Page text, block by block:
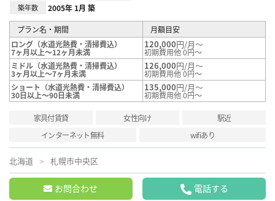
築年数 2005年 1月 築
プラン名・期間
月額目安
ロング（水道光熱費・清掃費込）
7ヶ月以上～12ヶ月未満
120,000円/月～
初期費用他 0円～
ミドル（水道光熱費・清掃費込）
3ヶ月以上～7ヶ月未満
126,000円/月～
初期費用他 0円～
ショート（水道光熱費・清掃費込）
30日以上～90日未満
135,000円/月～
初期費用他 0円～
家具付賃貸 女性向け
駅近
インターネット無料
wifiあり
北海道 札幌市中央区
お問合わせ 電話する